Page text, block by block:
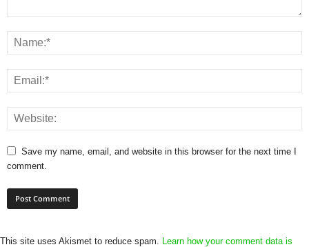
Save my name, email, and website in this browser for the next time I
comment.
This site uses Akismet to reduce spam.
Learn how your comment data is